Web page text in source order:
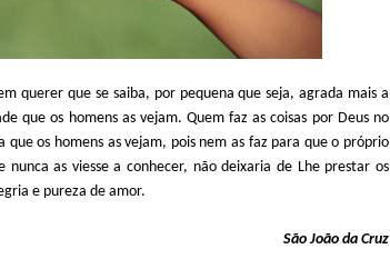
querer que se saiba, por pequena que seja, agrada mais a
que os homens as vejam. Quem faz as coisas por Deus no
os homens as vejam, pois nem as faz para que o próprio
nunca as viesse a conhecer, não deixaria de Lhe prestar os
e pureza de amor.
São João da Cruz